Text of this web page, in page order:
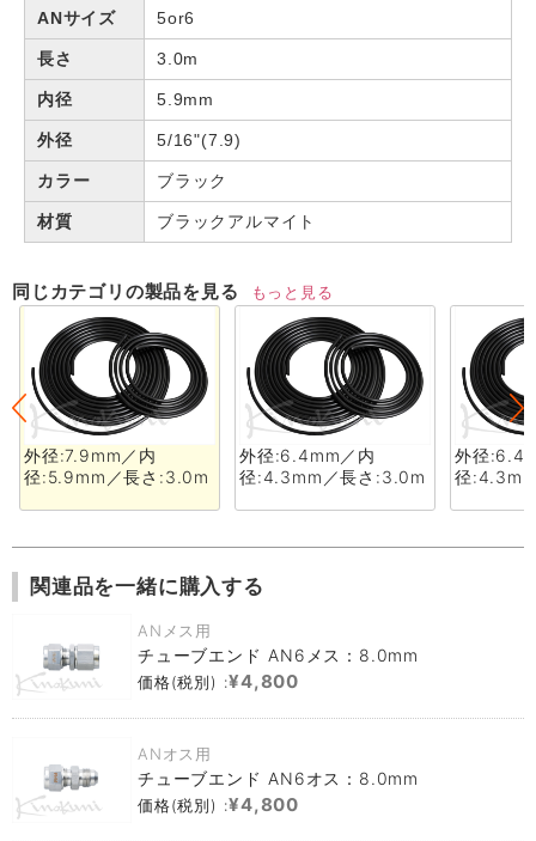
ANサイズ 5or6
長さ 3.0m
内径 5.9mm
外径 5/16"(7.9)
カラー ブラック
材質 ブラックアルマイト
同じカテゴリの製品を見る もっと見る
外径:7.9mm／内
径:5.9mm／長さ:3.0m
外径:6.4mm／内
径:4.3mm／長さ:3.0m
外径
径
関連品を一緒に購入する
ANメス用
チューブエンド AN6メス：8.0mm
価格(税別) :¥4,800
ANオス用
チューブエンド AN6オス：8.0mm
価格(税別) :¥4,800